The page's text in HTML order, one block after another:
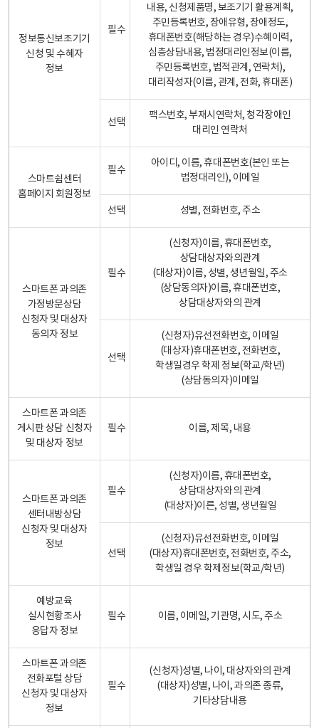
정보통신보조기기
신청 및 수혜자
정보
필수
내용, 신청제품명, 보조기기 활용계획,
주민등록번호, 장애유형, 장애정도,
휴대폰번호(해당하는 경우)수혜이력,
심층상담내용, 법정대리인정보(이름,
주민등록번호, 법적관계, 연락처),
대리작성자(이름, 관계, 전화, 휴대폰)
선택
팩스번호, 부재시연락처, 청각장애인
대리인 연락처
스마트쉼센터
홈페이지 회원정보
필수
아이디, 이름, 휴대폰번호(본인 또는
법정대리인), 이메일
선택 성별, 전화번호, 주소
스마트폰 과의존
가정방문상담
신청자 및 대상자
동의자 정보
필수
(신청자)이름, 휴대폰번호,
상담대상자와의관계
(대상자)이름, 성별, 생년월일, 주소
(상담동의자)이름, 휴대폰번호,
상담대상자와의 관계
선택
(신청자)유선전화번호, 이메일
(대상자)휴대폰번호, 전화번호,
학생일경우 학제 정보(학교/학년)
(상담동의자)이메일
스마트폰 과의존
게시판 상담 신청자
및 대상자 정보
필수 이름, 제목, 내용
스마트폰 과의존
센터내방상담
신청자 및 대상자
정보
필수
(신청자)이름, 휴대폰번호,
상담대상자와의 관계
(대상자)이른, 성별, 생년월일
선택
(신청자)유선전화번호, 이메일
(대상자)휴대폰번호, 전화번호, 주소,
학생일 경우 학제정보(학교/학년)
예방교육
실시현황조사
응답자 정보
필수 이름, 이메일, 기관명, 시도, 주소
스마트폰 과의존
전화포털 상담
신청자 및 대상자
정보
필수
(신청자)성별, 나이, 대상자와의 관계
(대상자)성별, 나이, 과의존 종류,
기타상담내용